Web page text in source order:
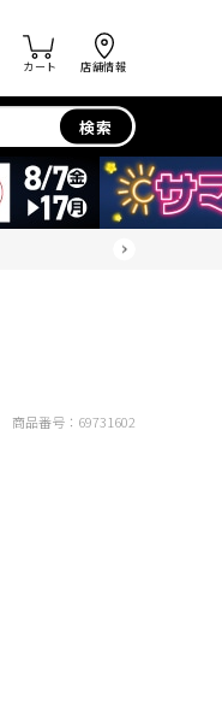
カート 店舗情報
検索
商品番号： 69731602